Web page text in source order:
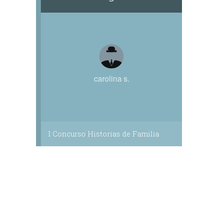
carolina s.
I Concurso Historias de Familia